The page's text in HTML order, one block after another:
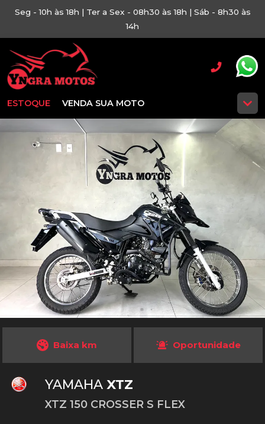
Seg - 10h às 18h | Ter a Sex - 08h30 às 18h | Sáb - 8h30 às
14h
ESTOQUE VENDA SUA MOTO
Baixa km Oportunidade
YAMAHA XTZ
XTZ 150 CROSSER S FLEX